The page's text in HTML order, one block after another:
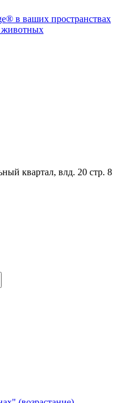
в ваших пространствах
животных
квартал, влд. 20 стр. 8